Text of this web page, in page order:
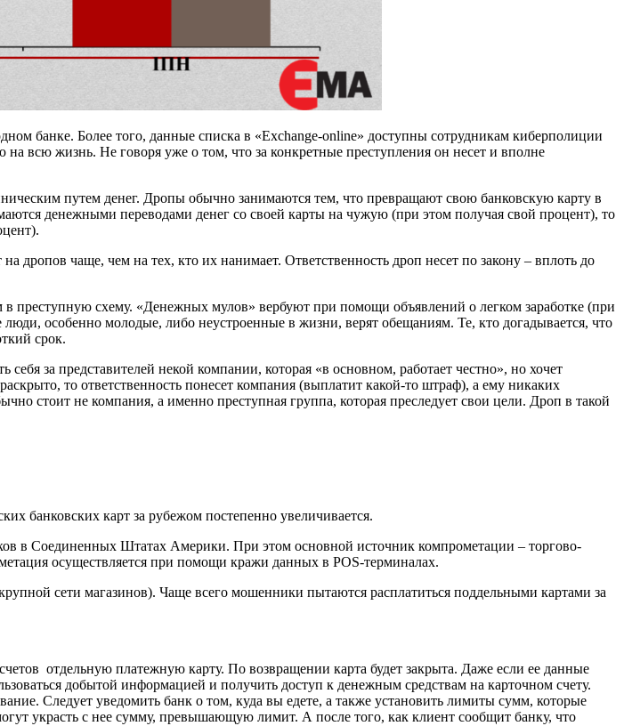
банке. Более того, данные списка в «Exchange-online» доступны сотрудникам киберполиции
всю жизнь. Не говоря уже о том, что за конкретные преступления он несет и вполне
путем денег. Дропы обычно занимаются тем, что превращают свою банковскую карту в
денежными переводами денег со своей карты на чужую (при этом получая свой процент), то
чаще, чем на тех, кто их нанимает. Ответственность дроп несет по закону – вплоть до
схему. «Денежных мулов» вербуют при помощи объявлений о легком заработке (при
особенно молодые, либо неустроенные в жизни, верят обещаниям. Те, кто догадывается, что
срок.
за представителей некой компании, которая «в основном, работает честно», но хочет
то ответственность понесет компания (выплатит какой-то штраф), а ему никаких
стоит не компания, а именно преступная группа, которая преследует свои цели. Дроп в такой
банковских карт за рубежом постепенно увеличивается.
в Соединенных Штатах Америки. При этом основной источник компрометации – торгово-
осуществляется при помощи кражи данных в POS-терминалах.
сети магазинов). Чаще всего мошенники пытаются расплатиться поддельными картами за
отдельную платежную карту. По возвращении карта будет закрыта. Даже если ее данные
добытой информацией и получить доступ к денежным средствам на карточном счету.
Следует уведомить банк о том, куда вы едете, а также установить лимиты сумм, которые
украсть с нее сумму, превышающую лимит. А после того, как клиент сообщит банку, что